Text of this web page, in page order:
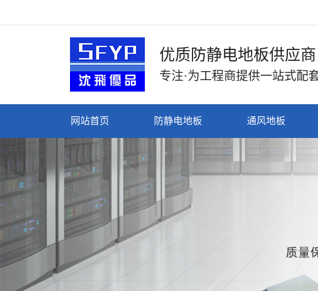
优质防静电地板供应商
专注·为工程商提供一站式配
网站首页 防静电地板 通风地板